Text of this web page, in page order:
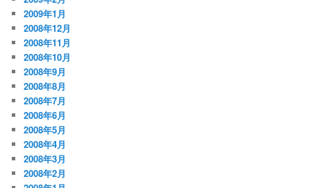
2009年1月
2008年12月
2008年11月
2008年10月
2008年9月
2008年8月
2008年7月
2008年6月
2008年5月
2008年4月
2008年3月
2008年2月